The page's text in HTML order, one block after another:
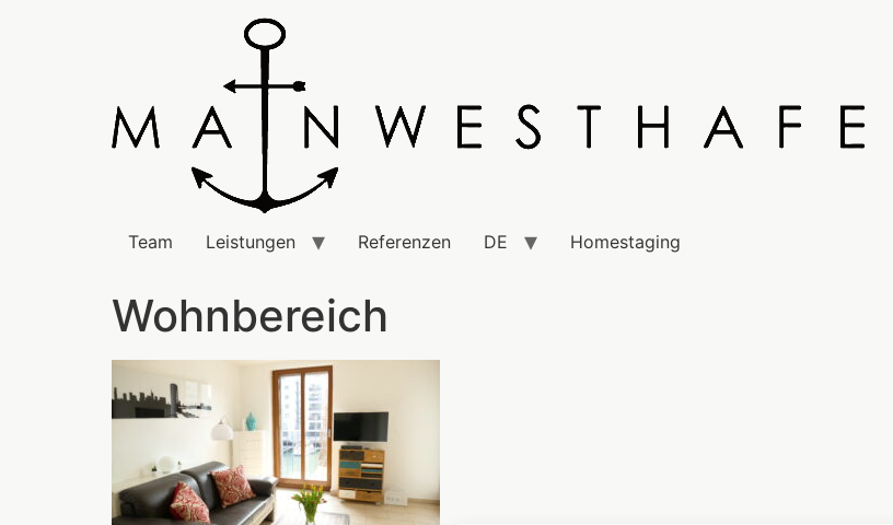
Team Leistungen Referenzen DE Homestaging
Wohnbereich